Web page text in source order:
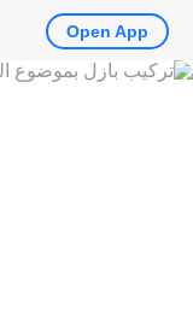
Open App